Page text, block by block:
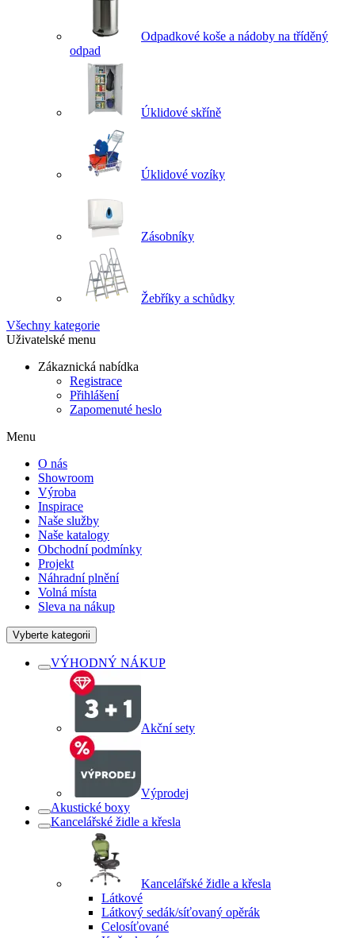
Odpadkové koše a nádoby na tříděný
odpad
Úklidové skříně
Úklidové vozíky
Zásobníky
Žebříky a schůdky
Všechny kategorie
Uživatelské menu
Zákaznická nabídka
Registrace
Přihlášení
Zapomenuté heslo
Menu
O nás
Showroom
Výroba
Inspirace
Naše služby
Naše katalogy
Obchodní podmínky
Projekt
Náhradní plnění
Volná místa
Sleva na nákup
Vyberte kategorii
VÝHODNÝ NÁKUP
Akční sety
Výprodej
Akustické boxy
Kancelářské židle a křesla
Kancelářské židle a křesla
Látkové
Látkový sedák/síťovaný opěrák
Celosíťované